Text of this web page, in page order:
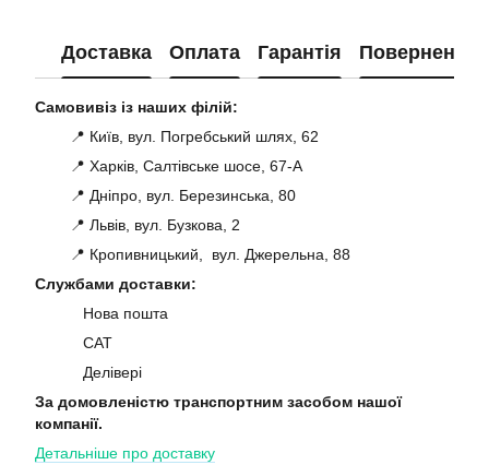
Доставка Оплата Гарантія Повернення
Самовивіз із наших філій:
📍 Київ, вул. Погребський шлях, 62
📍 Харків, Салтівське шосе, 67-А
📍 Дніпро, вул. Березинська, 80
📍 Львів, вул. Бузкова, 2
📍 Кропивницький, вул. Джерельна, 88
Службами доставки:
Нова пошта
САТ
Делівері
За домовленістю транспортним засобом нашої
компанії.
Детальніше про доставку